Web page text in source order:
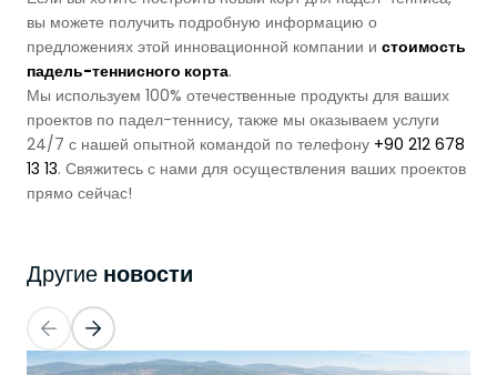
вы можете получить подробную информацию о
предложениях этой инновационной компании и стоимость
падель-теннисного корта.
Мы используем 100% отечественные продукты для ваших
проектов по падел-теннису, также мы оказываем услуги
24/7 с нашей опытной командой по телефону +90 212 678
13 13. Свяжитесь с нами для осуществления ваших проектов
прямо сейчас!
Другие новости